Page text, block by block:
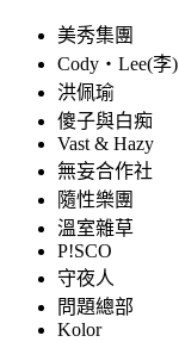
美秀集團
Cody・Lee(李)
洪佩瑜
傻子與白痴
Vast & Hazy
無妄合作社
隨性樂團
溫室雜草
P!SCO
守夜人
問題總部
Kolor